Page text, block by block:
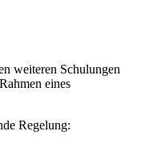
weiteren Schulungen
eines
Regelung: